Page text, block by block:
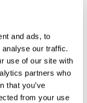
and ads, to
our traffic.
use of our site with
partners who
that you’ve
from your use